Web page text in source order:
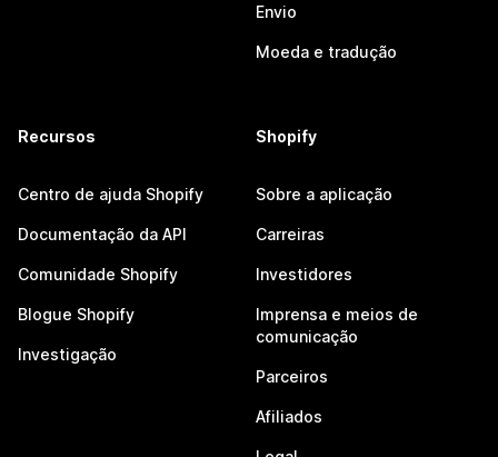
Envio
Moeda e tradução
Recursos
Centro de ajuda Shopify
Documentação da API
Comunidade Shopify
Blogue Shopify
Investigação
Shopify
Sobre a aplicação
Carreiras
Investidores
Imprensa e meios de
comunicação
Parceiros
Afiliados